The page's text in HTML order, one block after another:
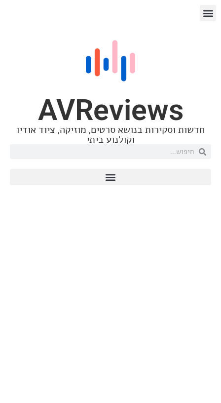
AVReviews
וסקירות בנושא סרטים, מוזיקה, ציוד אודיו
וקולנוע ביתי